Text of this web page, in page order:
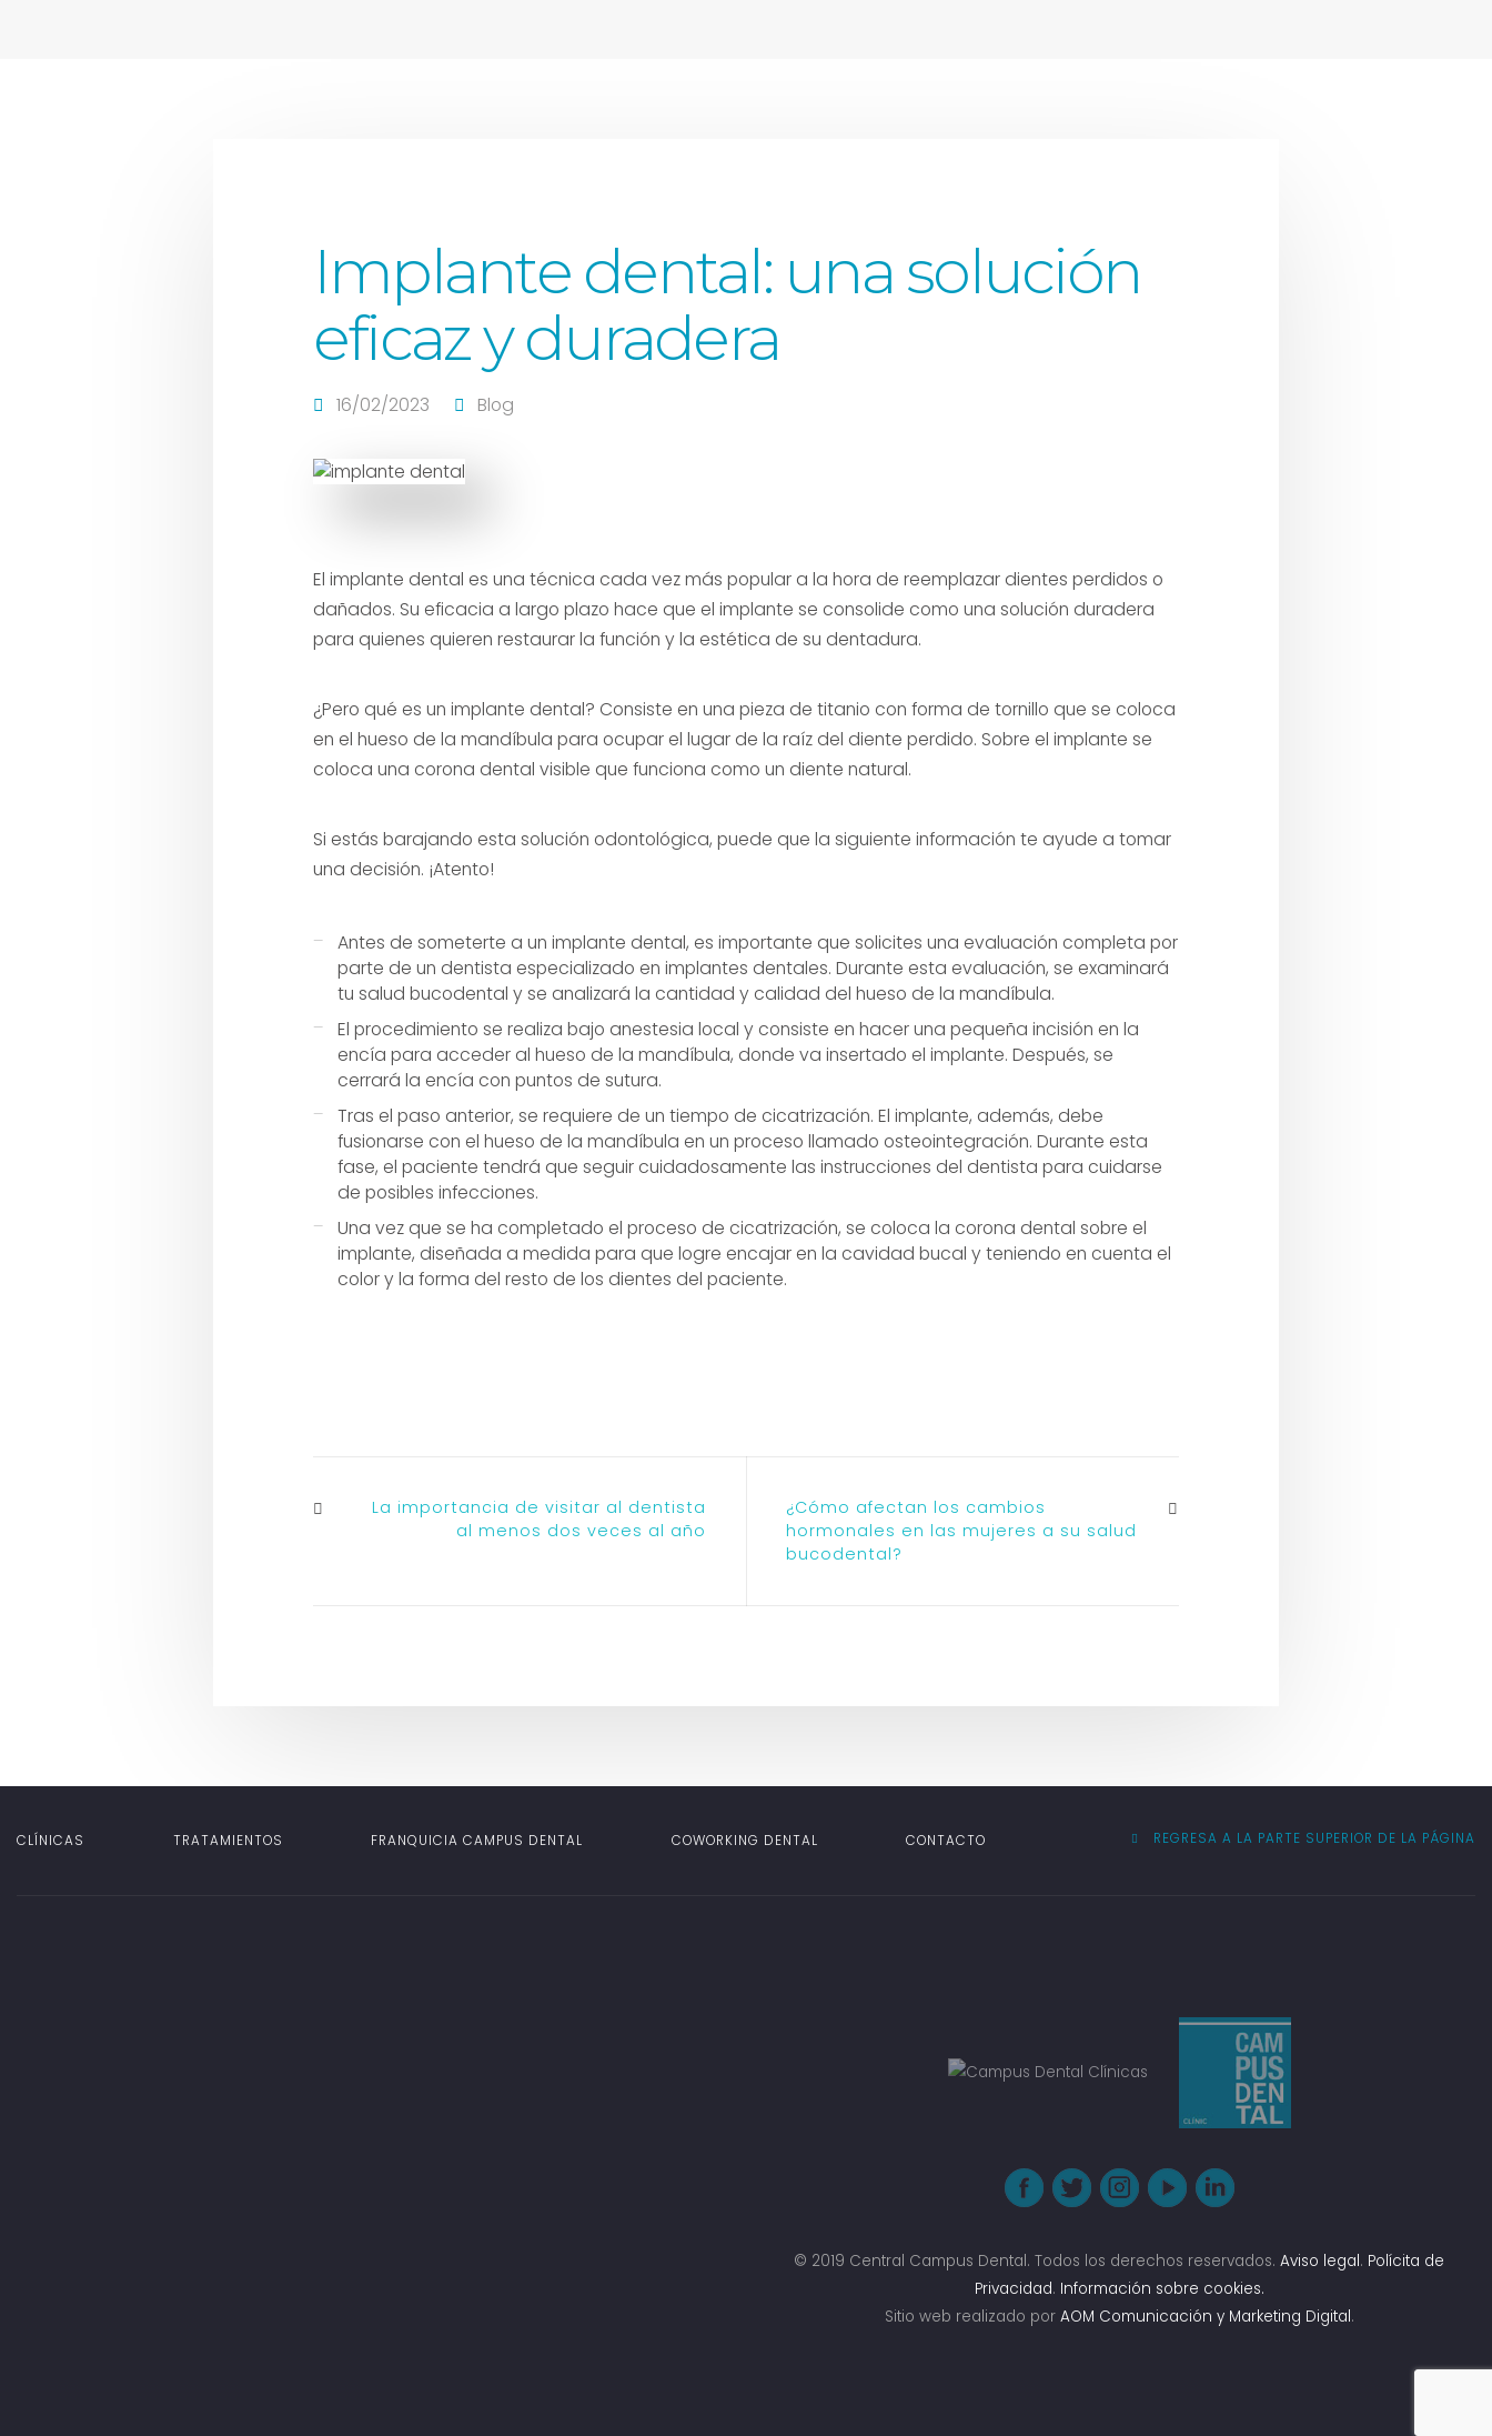
Implante dental: una solución
eficaz y duradera
16/02/2023 Blog
El implante dental es una técnica cada vez más popular a la hora de reemplazar dientes perdidos o
dañados. Su eficacia a largo plazo hace que el implante se consolide como una solución duradera
para quienes quieren restaurar la función y la estética de su dentadura.
¿Pero qué es un implante dental? Consiste en una pieza de titanio con forma de tornillo que se coloca
en el hueso de la mandíbula para ocupar el lugar de la raíz del diente perdido. Sobre el implante se
coloca una corona dental visible que funciona como un diente natural.
Si estás barajando esta solución odontológica, puede que la siguiente información te ayude a tomar
una decisión. ¡Atento!
Antes de someterte a un implante dental, es importante que solicites una evaluación completa por
parte de un dentista especializado en implantes dentales. Durante esta evaluación, se examinará
tu salud bucodental y se analizará la cantidad y calidad del hueso de la mandíbula.
El procedimiento se realiza bajo anestesia local y consiste en hacer una pequeña incisión en la
encía para acceder al hueso de la mandíbula, donde va insertado el implante. Después, se
cerrará la encía con puntos de sutura.
Tras el paso anterior, se requiere de un tiempo de cicatrización. El implante, además, debe
fusionarse con el hueso de la mandíbula en un proceso llamado osteointegración. Durante esta
fase, el paciente tendrá que seguir cuidadosamente las instrucciones del dentista para cuidarse
de posibles infecciones.
Una vez que se ha completado el proceso de cicatrización, se coloca la corona dental sobre el
implante, diseñada a medida para que logre encajar en la cavidad bucal y teniendo en cuenta el
color y la forma del resto de los dientes del paciente.
La importancia de visitar al dentista
al menos dos veces al año
¿Cómo afectan los cambios
hormonales en las mujeres a su salud
bucodental?
CLÍNICAS TRATAMIENTOS FRANQUICIA CAMPUS DENTAL COWORKING DENTAL CONTACTO REGRESA A LA PARTE SUPERIOR DE LA PÁGINA
© 2019 Central Campus Dental. Todos los derechos reservados. Aviso legal. Polícita de
Privacidad. Información sobre cookies.
Sitio web realizado por AOM Comunicación y Marketing Digital.